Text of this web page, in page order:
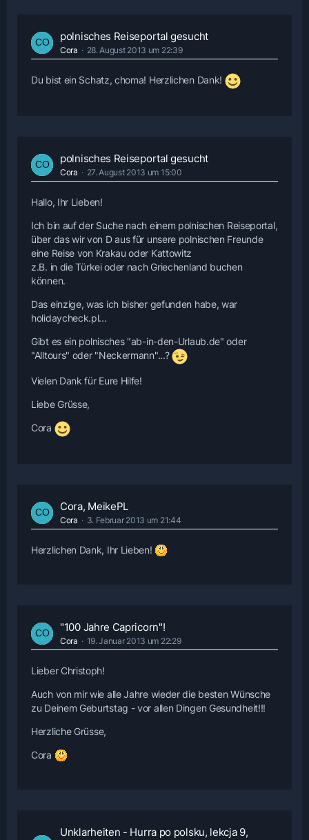
polnisches Reiseportal gesucht
Cora 28. August 2013 um 22:39
Du bist ein Schatz, choma! Herzlichen Dank!
polnisches Reiseportal gesucht
Cora 27. August 2013 um 15:00
Hallo, Ihr Lieben!
Ich bin auf der Suche nach einem polnischen Reiseportal,
über das wir von D aus für unsere polnischen Freunde
eine Reise von Krakau oder Kattowitz
z.B. in die Türkei oder nach Griechenland buchen
können.
Das einzige, was ich bisher gefunden habe, war
holidaycheck.pl...
Gibt es ein polnisches "ab-in-den-Urlaub.de" oder
"Alltours" oder "Neckermann"...?
Vielen Dank für Eure Hilfe!
Liebe Grüsse,
Cora
Cora, MeikePL
Cora 3. Februar 2013 um 21:44
Herzlichen Dank, Ihr Lieben!
"100 Jahre Capricorn"!
Cora 19. Januar 2013 um 22:29
Lieber Christoph!
Auch von mir wie alle Jahre wieder die besten Wünsche
zu Deinem Geburtstag - vor allen Dingen Gesundheit!!!
Herzliche Grüsse,
Cora
Unklarheiten - Hurra po polsku, lekcja 9,